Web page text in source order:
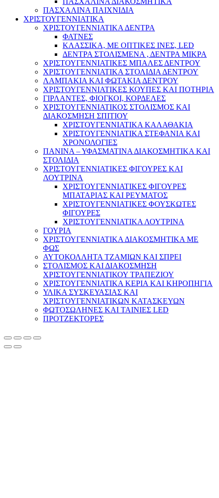
ΠΑΣΧΑΛΙΝΑ ΠΑΙΧΝΙΔΙΑ
ΧΡΙΣΤΟΥΓΕΝΝΙΑΤΙΚΑ
ΧΡΙΣΤΟΥΓΕΝΝΙΑΤΙΚΑ ΔΕΝΤΡΑ
ΦΑΤΝΕΣ
ΚΛΑΣΣΙΚΑ, ΜΕ ΟΠΤΙΚΕΣ ΙΝΕΣ, LED
ΔΕΝΤΡΑ ΣΤΟΛΙΣΜΕΝΑ , ΔΕΝΤΡΑ ΜΙΚΡΑ
ΧΡΙΣΤΟΥΓΕΝΝΙΑΤΙΚΕΣ ΜΠΑΛΕΣ ΔΕΝΤΡΟΥ
ΧΡΙΣΤΟΥΓΕΝΝΙΑΤΙΚΑ ΣΤΟΛΙΔΙΑ ΔΕΝΤΡΟΥ
ΛΑΜΠΑΚΙΑ ΚΑΙ ΦΩΤΑΚΙΑ ΔΕΝΤΡΟΥ
ΧΡΙΣΤΟΥΓΕΝΝΙΑΤΙΚΕΣ ΚΟΥΠΕΣ ΚΑΙ ΠΟΤΗΡΙΑ
ΓΙΡΛΑΝΤΕΣ, ΦΙΟΓΚΟΙ, ΚΟΡΔΕΛΕΣ
ΧΡΙΣΤΟΥΓΕΝΝΙΑΤΙΚΟΣ ΣΤΟΛΙΣΜΟΣ ΚΑΙ
ΔΙΑΚΟΣΜΗΣΗ ΣΠΙΤΙΟΥ
ΧΡΙΣΤΟΥΓΕΝΝΙΑΤΙΚΑ ΚΑΛΑΘΑΚΙΑ
ΧΡΙΣΤΟΥΓΕΝΝΙΑΤΙΚΑ ΣΤΕΦΑΝΙΑ ΚΑΙ
ΧΡΟΝΟΛΟΓΙΕΣ
ΠΑΝΙΝΑ – ΥΦΑΣΜΑΤΙΝΑ ΔΙΑΚΟΣΜΗΤΙΚΑ ΚΑΙ
ΣΤΟΛΙΔΙΑ
ΧΡΙΣΤΟΥΓΕΝΝΙΑΤΙΚΕΣ ΦΙΓΟΥΡΕΣ ΚΑΙ
ΛΟΥΤΡΙΝΑ
ΧΡΙΣΤΟΥΓΕΝΝΙΑΤΙΚΕΣ ΦΙΓΟΥΡΕΣ
ΜΠΑΤΑΡΙΑΣ ΚΑΙ ΡΕΥΜΑΤΟΣ
ΧΡΙΣΤΟΥΓΕΝΝΙΑΤΙΚΕΣ ΦΟΥΣΚΩΤΕΣ
ΦΙΓΟΥΡΕΣ
ΧΡΙΣΤΟΥΓΕΝΝΙΑΤΙΚΑ ΛΟΥΤΡΙΝΑ
ΓΟΥΡΙΑ
ΧΡΙΣΤΟΥΓΕΝΝΙΑΤΙΚΑ ΔΙΑΚΟΣΜΗΤΙΚΑ ΜΕ
ΦΩΣ
ΑΥΤΟΚΟΛΛΗΤΑ ΤΖΑΜΙΩΝ ΚΑΙ ΣΠΡΕΙ
ΣΤΟΛΙΣΜΟΣ ΚΑΙ ΔΙΑΚΟΣΜΗΣΗ
ΧΡΙΣΤΟΥΓΕΝΝΙΑΤΙΚΟΥ ΤΡΑΠΕΖΙΟΥ
ΧΡΙΣΤΟΥΓΕΝΝΙΑΤΙΚΑ ΚΕΡΙΑ ΚΑΙ ΚΗΡΟΠΗΓΙΑ
ΥΛΙΚΑ ΣΥΣΚΕΥΑΣΙΑΣ ΚΑΙ
ΧΡΙΣΤΟΥΓΕΝΝΙΑΤΙΚΩΝ ΚΑΤΑΣΚΕΥΩΝ
ΦΩΤΟΣΩΛΗΝΕΣ ΚΑΙ ΤΑΙΝΙΕΣ LED
ΠΡΟΤΖΕΚΤΟΡΕΣ